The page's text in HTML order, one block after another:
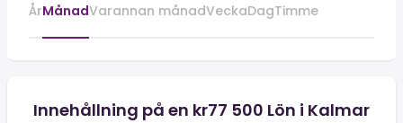
ÅrMånadVarannan månadVeckaDagTimme
Innehållning på en kr77 500 Lön i Kalmar